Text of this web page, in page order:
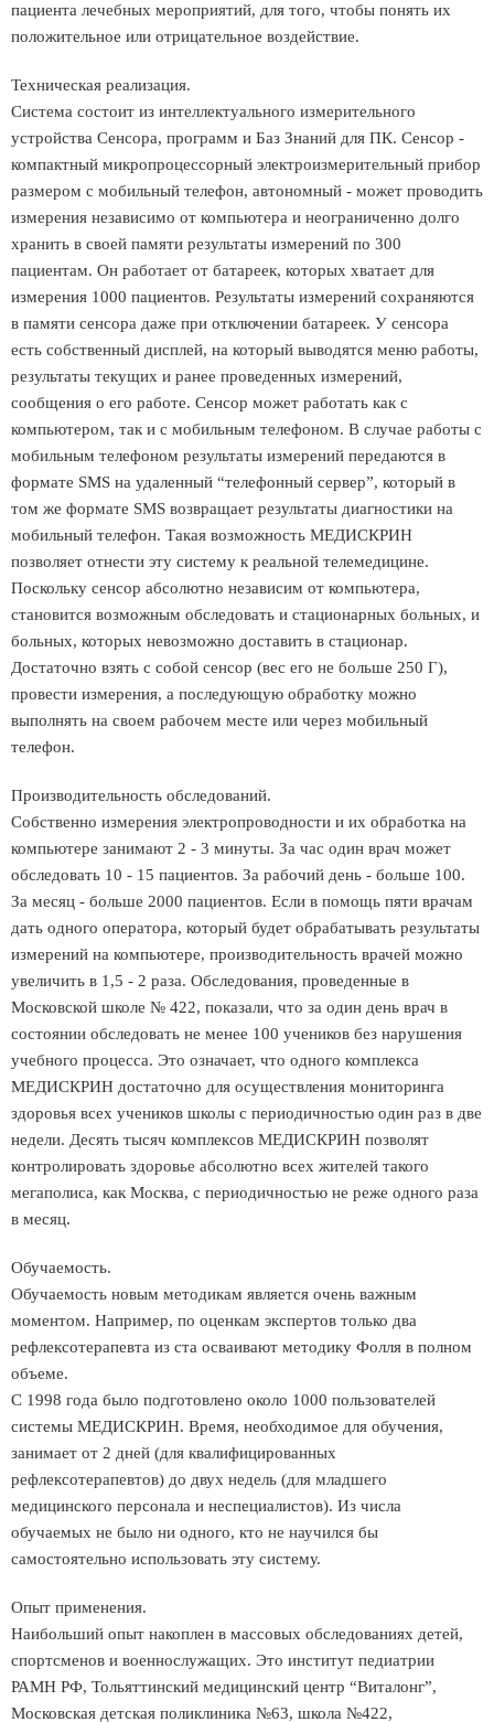
пациента лечебных мероприятий, для того, чтобы понять их
положительное или отрицательное воздействие.
Техническая реализация.
Система состоит из интеллектуального измерительного
устройства Сенсора, программ и Баз Знаний для ПК. Сенсор -
компактный микропроцессорный электроизмерительный прибор
размером с мобильный телефон, автономный - может проводить
измерения независимо от компьютера и неограниченно долго
хранить в своей памяти результаты измерений по 300
пациентам. Он работает от батареек, которых хватает для
измерения 1000 пациентов. Результаты измерений сохраняются
в памяти сенсора даже при отключении батареек. У сенсора
есть собственный дисплей, на который выводятся меню работы,
результаты текущих и ранее проведенных измерений,
сообщения о его работе. Сенсор может работать как с
компьютером, так и с мобильным телефоном. В случае работы с
мобильным телефоном результаты измерений передаются в
формате SMS на удаленный “телефонный сервер”, который в
том же формате SMS возвращает результаты диагностики на
мобильный телефон. Такая возможность МЕДИСКРИН
позволяет отнести эту систему к реальной телемедицине.
Поскольку сенсор абсолютно независим от компьютера,
становится возможным обследовать и стационарных больных, и
больных, которых невозможно доставить в стационар.
Достаточно взять с собой сенсор (вес его не больше 250 Г),
провести измерения, а последующую обработку можно
выполнять на своем рабочем месте или через мобильный
телефон.
Производительность обследований.
Собственно измерения электропроводности и их обработка на
компьютере занимают 2 - 3 минуты. За час один врач может
обследовать 10 - 15 пациентов. За рабочий день - больше 100.
За месяц - больше 2000 пациентов. Если в помощь пяти врачам
дать одного оператора, который будет обрабатывать результаты
измерений на компьютере, производительность врачей можно
увеличить в 1,5 - 2 раза. Обследования, проведенные в
Московской школе № 422, показали, что за один день врач в
состоянии обследовать не менее 100 учеников без нарушения
учебного процесса. Это означает, что одного комплекса
МЕДИСКРИН достаточно для осуществления мониторинга
здоровья всех учеников школы с периодичностью один раз в две
недели. Десять тысяч комплексов МЕДИСКРИН позволят
контролировать здоровье абсолютно всех жителей такого
мегаполиса, как Москва, с периодичностью не реже одного раза
в месяц.
Обучаемость.
Обучаемость новым методикам является очень важным
моментом. Например, по оценкам экспертов только два
рефлексотерапевта из ста осваивают методику Фолля в полном
объеме.
С 1998 года было подготовлено около 1000 пользователей
системы МЕДИСКРИН. Время, необходимое для обучения,
занимает от 2 дней (для квалифицированных
рефлексотерапевтов) до двух недель (для младшего
медицинского персонала и неспециалистов). Из числа
обучаемых не было ни одного, кто не научился бы
самостоятельно использовать эту систему.
Опыт применения.
Наибольший опыт накоплен в массовых обследованиях детей,
спортсменов и военнослужащих. Это институт педиатрии
РАМН РФ, Тольяттинский медицинский центр “Виталонг”,
Московская детская поликлиника №63, школа №422,